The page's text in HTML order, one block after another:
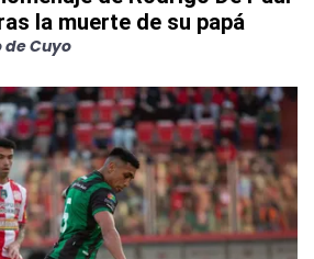
la muerte de su papá
de Cuyo